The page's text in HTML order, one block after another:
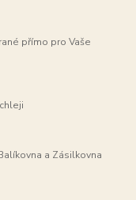
přímo pro Vaše
a Zásilkovna